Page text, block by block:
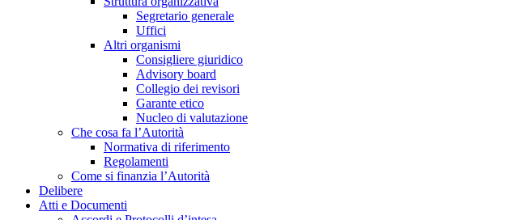
Segretario generale
Uffici
Altri organismi
Consigliere giuridico
Advisory board
Collegio dei revisori
Garante etico
Nucleo di valutazione
Che cosa fa l’Autorità
Normativa di riferimento
Regolamenti
Come si finanzia l’Autorità
Delibere
Atti e Documenti